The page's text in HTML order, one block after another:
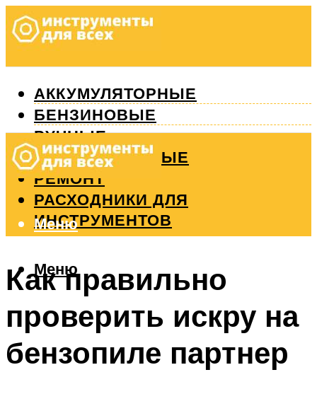
АККУМУЛЯТОРНЫЕ
БЕНЗИНОВЫЕ
РУЧНЫЕ
ИЗМЕРИТЕЛЬНЫЕ
РЕМОНТ
РАСХОДНИКИ ДЛЯ
ИНСТРУМЕНТОВ
Меню
Меню
Как правильно
проверить искру на
бензопиле партнер